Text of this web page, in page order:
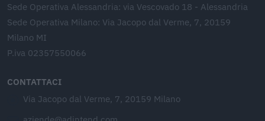
Sede Operativa Alessandria: via Vescovado 18 - Alessandria
Sede Operativa Milano: Via Jacopo dal Verme, 7, 20159
Milano MI
P.iva 02357550066
CONTATTACI
Via Jacopo dal Verme, 7, 20159 Milano